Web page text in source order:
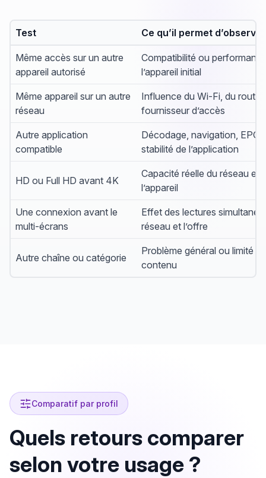
Test Ce qu’il permet d’observer
Même accès sur un autre
appareil autorisé
Compatibilité ou
l’appareil initial
Même appareil sur un autre
réseau
Influence du Wi-Fi, du
fournisseur d’accès
Autre application
compatible
Décodage, navigation, EPG
stabilité de l’application
HD ou Full HD avant 4K
Capacité réelle du réseau et
l’appareil
Une connexion avant le
multi-écrans
Effet des lectures
réseau et l’offre
Autre chaîne ou catégorie
Problème général ou limité à
contenu
Comparatif par profil
Quels retours comparer
selon votre usage ?